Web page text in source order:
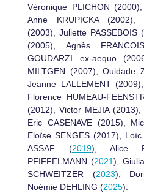
Véronique PLICHON
Anne KRUPICKA (2002),
(2003), Juliette PASSEBOIS
(2005), Agnès
GOUDARZI ex-aequo
MILTGEN (2007), Ouidade
Jeanne LALLEMENT
Florence HUMEAU-
(2012), Victor MEJIA (2013),
Eric CASENAVE (2015),
Eloïse SENGES (2017),
ASSAF (2019), Alice
PFIFFELMANN (2021),
SCHWEITZER (2023),
Noémie DEHLING (2025).